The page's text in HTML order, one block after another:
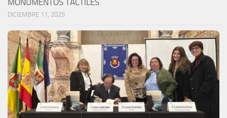
MONUMENTOS TÁCTILES
DICIEMBRE 11, 2025